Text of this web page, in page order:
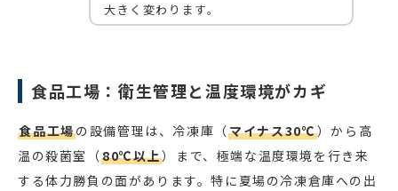
大きく変わります。
食品工場：衛生管理と温度環境がカギ
食品工場の設備管理は、冷凍庫（マイナス30℃）から高
温の殺菌室（80℃以上）まで、極端な温度環境を行き来
する体力勝負の面があります。特に夏場の冷凍倉庫への出